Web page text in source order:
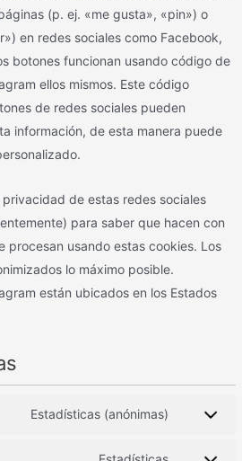
(p. ej. «me gusta», «pin») o
en redes sociales como Facebook,
botones funcionan usando código de
ellos mismos. Este código
de redes sociales pueden
información, de esta manera puede
de estas redes sociales
para saber que hacen con
procesan usando estas cookies. Los
lo máximo posible.
están ubicados en los Estados
Estadísticas (anónimas)